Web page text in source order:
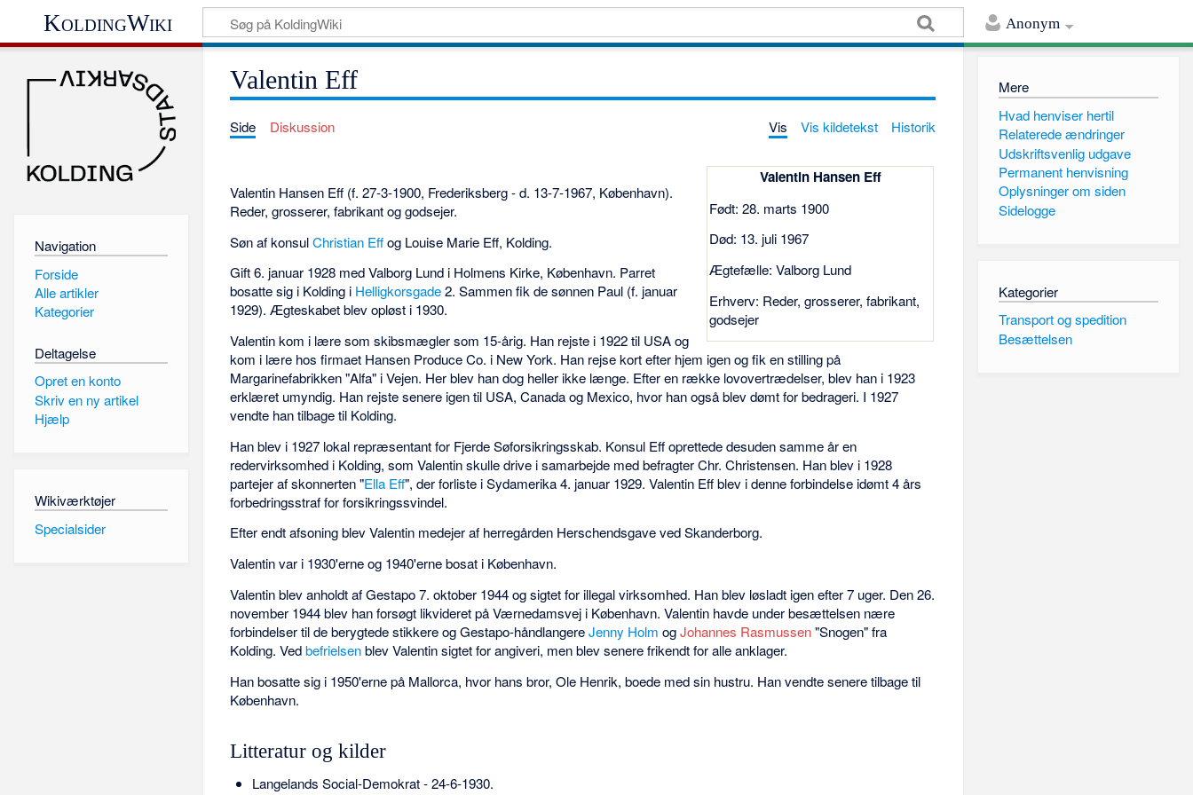
Anonym
KoldingWiki
Valentin Eff
Side Diskussion Vis Vis kildetekst Historik
Valentin Hansen Eff
Født: 28. marts 1900
Død: 13. juli 1967
Ægtefælle: Valborg Lund
Erhverv: Reder, grosserer, fabrikant,
godsejer
Valentin Hansen Eff (f. 27-3-1900, Frederiksberg - d. 13-7-1967, København).
Reder, grosserer, fabrikant og godsejer.
Søn af konsulChristian Effog Louise Marie Eff, Kolding.
Gift 6. januar 1928 med Valborg Lund i Holmens Kirke, København. Parret
bosatte sig i Kolding i Helligkorsgade2. Sammen fik de sønnen Paul (f. januar
1929). Ægteskabet blev opløst i 1930.
Valentin kom i lære som skibsmægler som 15-årig. Han rejste i 1922 til USA og
kom i lære hos firmaet Hansen Produce Co. i New York. Han rejse kort efter hjem igen og fik en stilling på
Margarinefabrikken "Alfa" i Vejen. Her blev han dog heller ikke længe. Efter en række lovovertrædelser, blev han i 1923
erklæret umyndig. Han rejste senere igen til USA, Canada og Mexico, hvor han også blev dømt for bedrageri. I 1927
vendte han tilbage til Kolding.
Han blev i 1927 lokal repræsentant for Fjerde Søforsikringsskab. Konsul Eff oprettede desuden samme år en
redervirksomhed i Kolding, som Valentin skulle drive i samarbejde med befragter Chr. Christensen. Han blev i 1928
partejer af skonnerten "Ella Eff", der forliste i Sydamerika 4. januar 1929. Valentin Eff blev i denne forbindelse idømt 4 års
forbedringsstraf for forsikringssvindel.
Efter endt afsoning blev Valentin medejer af herregården Herschendsgave ved Skanderborg.
Valentin var i 1930'erne og 1940'erne bosat i København.
Valentin blev anholdt af Gestapo 7. oktober 1944 og sigtet for illegal virksomhed. Han blev løsladt igen efter 7 uger. Den 26.
november 1944 blev han forsøgt likvideret på Værnedamsvej i København. Valentin havde under besættelsen nære
forbindelser til de berygtede stikkere og Gestapo-håndlangereJenny Holm ogJohannes Rasmussen"Snogen" fra
Kolding. Vedbefrielsenblev Valentin sigtet for angiveri, men blev senere frikendt for alle anklager.
Han bosatte sig i 1950'erne på Mallorca, hvor hans bror, Ole Henrik, boede med sin hustru. Han vendte senere tilbage til
København.
Litteratur og kilder
Langelands Social-Demokrat - 24-6-1930.
Navigation
Forside
Alle artikler
Kategorier
Deltagelse
Opret en konto
Skriv en ny artikel
Hjælp
Wikiværktøjer
Specialsider
Mere
Hvad henviser hertil
Relaterede ændringer
Udskriftsvenlig udgave
Permanent henvisning
Oplysninger om siden
Sidelogge
Kategorier
Transport og spedition
Besættelsen